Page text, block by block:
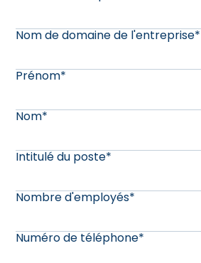
Nom de domaine de l'entreprise*
Prénom*
Nom*
Intitulé du poste*
Nombre d'employés*
Numéro de téléphone*